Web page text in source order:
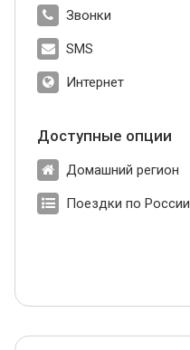
Звонки
SMS
Интернет
Доступные опции
Домашний регион
Поездки по России